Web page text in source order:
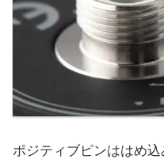
ポジティブピンははめ込